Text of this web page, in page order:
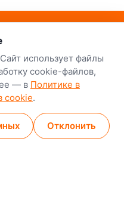
переулок, 5
использует файлы
cookie-файлов,
— в Политике в
cookie.
Отклонить